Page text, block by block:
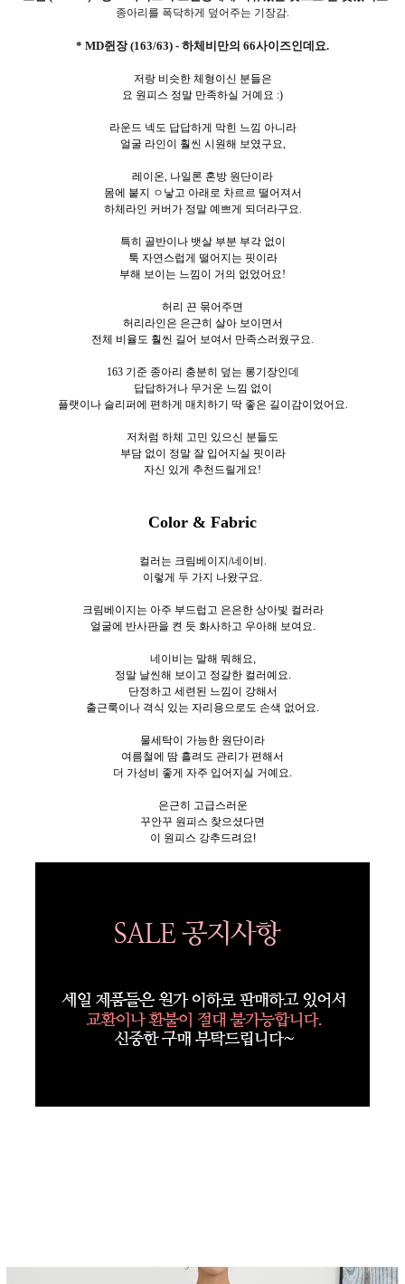
종아리를 폭닥하게 덮어주는 기장감.
* MD쥔장 (163/63) - 하체비만의 66사이즈인데요.
저랑 비슷한 체형이신 분들은
요 원피스 정말 만족하실 거예요 :)
라운드 넥도 답답하게 막힌 느낌 아니라
얼굴 라인이 훨씬 시원해 보였구요,
레이온, 나일론 혼방 원단이라
몸에 붙지 ㅇ낳고 아래로 차르르 떨어져서
하체라인 커버가 정말 예쁘게 되더라구요.
특히 골반이나 뱃살 부분 부각 없이
툭 자연스럽게 떨어지는 핏이라
부해 보이는 느낌이 거의 없었어요!
허리 끈 묶어주면
허리라인은 은근히 살아 보이면서
전체 비율도 훨씬 길어 보여서 만족스러웠구요.
163 기준 종아리 충분히 덮는 롱기장인데
답답하거나 무거운 느낌 없이
플랫이나 슬리퍼에 편하게 매치하기 딱 좋은 길이감이었어요.
저처럼 하체 고민 있으신 분들도
부담 없이 정말 잘 입어지실 핏이라
자신 있게 추천드릴게요!
Color & Fabric
컬러는 크림베이지/네이비.
이렇게 두 가지 나왔구요.
크림베이지는 아주 부드럽고 은은한 상아빛 컬러라
얼굴에 반사판을 켠 듯 화사하고 우아해 보여요.
네이비는 말해 뭐해요,
정말 날씬해 보이고 정갈한 컬러예요.
단정하고 세련된 느낌이 강해서
출근룩이나 격식 있는 자리용으로도 손색 없어요.
물세탁이 가능한 원단이라
여름철에 땀 흘려도 관리가 편해서
더 가성비 좋게 자주 입어지실 거예요.
은근히 고급스러운
꾸안꾸 원피스 찾으셨다면
이 원피스 강추드려요!